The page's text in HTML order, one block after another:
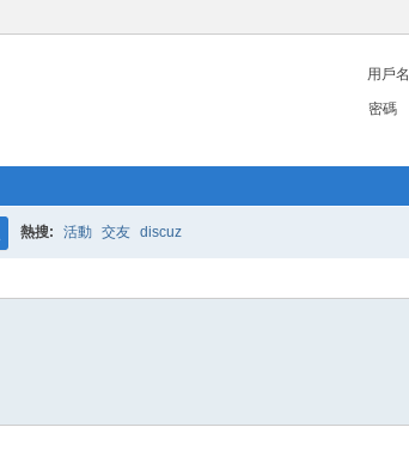
用戶名
密碼
熱搜: 活動 交友 discuz